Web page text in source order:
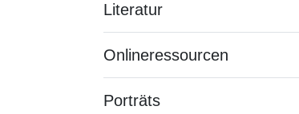
Literatur
Onlineressourcen
Porträts